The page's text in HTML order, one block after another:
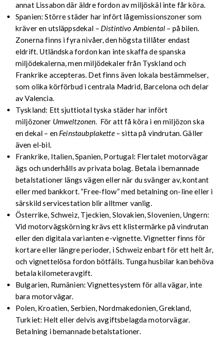
annat Lissabon där äldre fordon av miljöskäl inte får köra.
Spanien: Större städer har infört lågemissionszoner som
kräver en utsläppsdekal – Distintivo Ambiental – på bilen.
Zonerna finns i fyra nivåer, den högsta tillåter endast
eldrift. Utländska fordon kan inte skaffa de spanska
miljödekalerna, men miljödekaler från Tyskland och
Frankrike accepteras. Det finns även lokala bestämmelser,
som olika körförbud i centrala Madrid, Barcelona och delar
av Valencia.
Tyskland: Ett sjuttiotal tyska städer har infört
miljözoner Umweltzonen. För att få köra i en miljözon ska
en dekal – en Feinstaubplakette– sitta på vindrutan. Gäller
även el-bil.
Frankrike, Italien, Spanien, Portugal: Flertalet motorvägar
ägs och underhålls av privata bolag. Betala i bemannade
betalstationer längs vägen eller när du svänger av, kontant
eller med bankkort. ”Free-flow” med betalning on-line eller i
särskild servicestation blir alltmer vanlig.
Österrike, Schweiz, Tjeckien, Slovakien, Slovenien, Ungern:
Vid motorvägskörning krävs ett klistermärke på vindrutan
eller den digitala varianten e-vignette. Vignetter finns för
kortare eller längre perioder, i Schweiz enbart för ett helt år,
och vignettelösa fordon bötfälls. Tunga husbilar kan behöva
betala kilometeravgift.
Bulgarien, Rumänien: Vignettesystem för alla vägar, inte
bara motorvägar.
Polen, Kroatien, Serbien, Nordmakedonien, Grekland,
Turkiet: Helt eller delvis avgiftsbelagda motorvägar.
Betalning i bemannade betalstationer.